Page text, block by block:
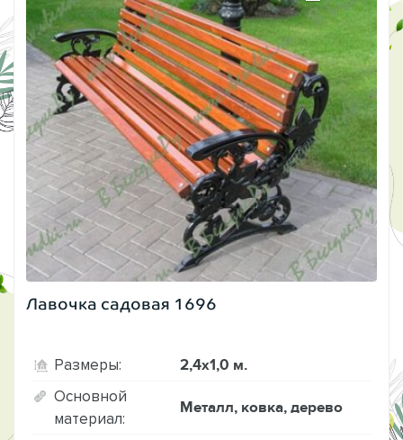
Лавочка садовая 1696
Размеры: 2,4х1,0 м.
Основной
материал:
Металл, ковка, дерево